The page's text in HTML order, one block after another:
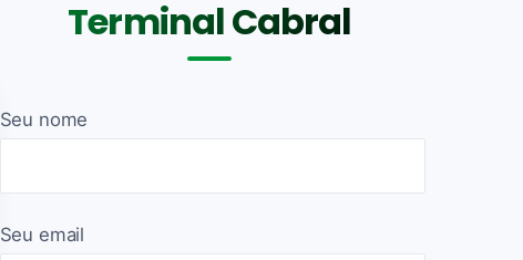
Terminal Cabral
Seu nome
Seu email